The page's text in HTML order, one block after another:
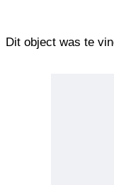
Dit object was te